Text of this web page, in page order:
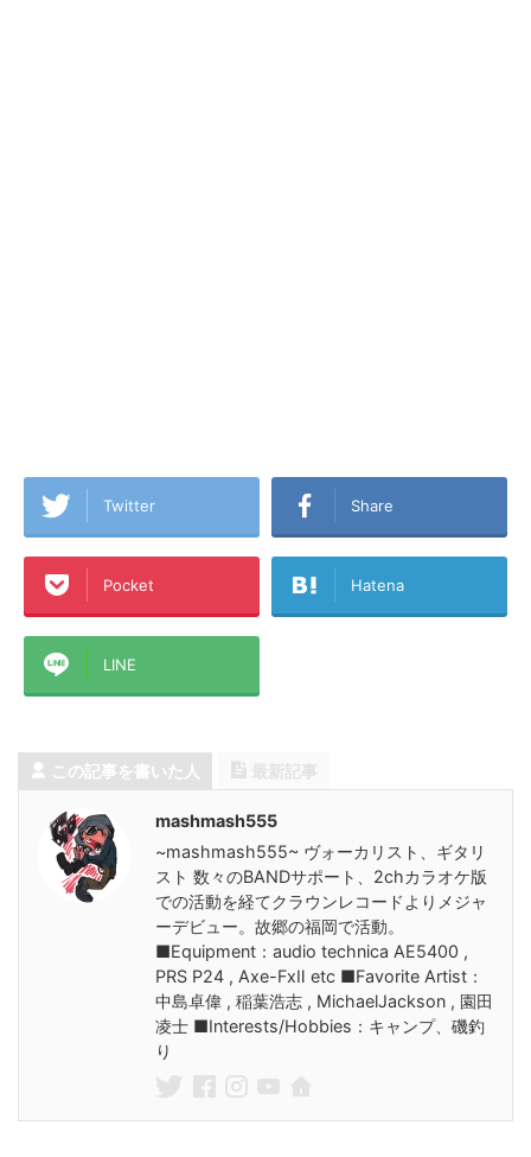
Twitter Share
Pocket Hatena
LINE
この記事を書いた人
mashmash555
~mashmash555~ ヴォーカリスト、ギタリ
スト 数々のBANDサポート、2chカラオケ版
での活動を経てクラウンレコードよりメジャ
ーデビュー。故郷の福岡で活動。
■Equipment：audio technica AE5400 ,
PRS P24 , Axe-FxⅡ etc ■Favorite Artist：
中島卓偉 , 稲葉浩志 , MichaelJackson , 園田
凌士 ■Interests/Hobbies：キャンプ、磯釣
り